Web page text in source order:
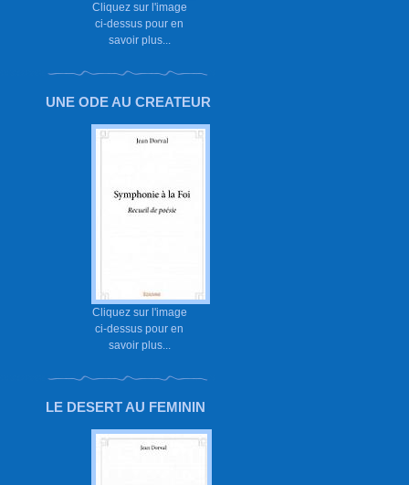
Cliquez sur l'image
ci-dessus pour en
savoir plus...
UNE ODE AU CREATEUR
Cliquez sur l'image
ci-dessus pour en
savoir plus...
LE DESERT AU FEMININ